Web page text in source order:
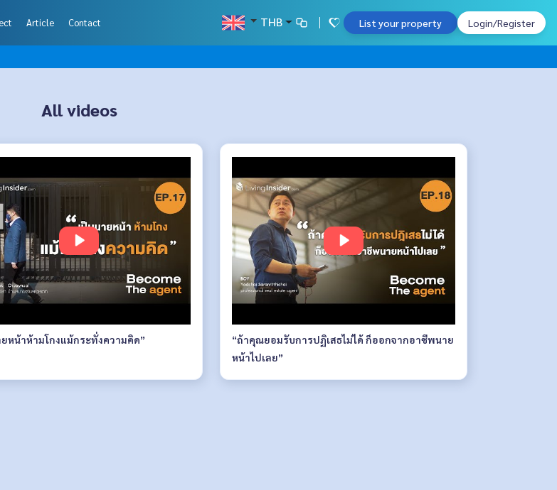
Article Contact THB List your property Login/Register
All videos
ยหน้าห้ามโกงแม้กระทั่งความคิด”
“ถ้าคุณยอมรับการปฏิเสธไม่ได้ ก็ออกจากอาชีพนาย
หน้าไปเลย”